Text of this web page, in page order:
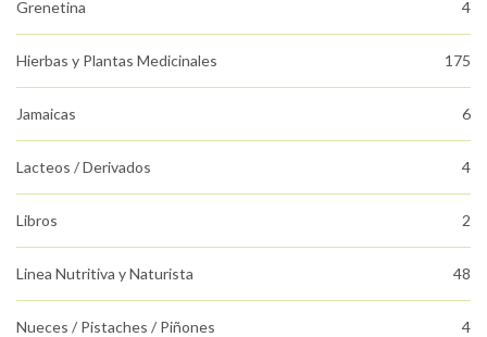
Grenetina 4
Hierbas y Plantas Medicinales 175
Jamaicas 6
Lacteos / Derivados 4
Libros 2
Linea Nutritiva y Naturista 48
Nueces / Pistaches / Piñones 4